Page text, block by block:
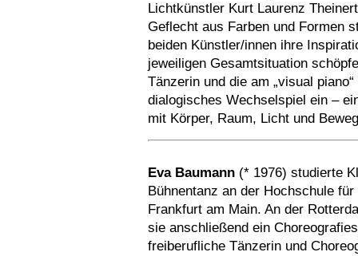
Lichtkünstler Kurt Laurenz
Geflecht aus Farben und Formen
beiden Künstler/innen ihre
jeweiligen Gesamtsituation
Tänzerin und die am „visual
dialogisches Wechselspiel ein –
mit Körper, Raum, Licht und
Eva Baumann (* 1976) studierte
Bühnentanz an der Hochschule
Frankfurt am Main. An der
sie anschließend ein
freiberufliche Tänzerin und